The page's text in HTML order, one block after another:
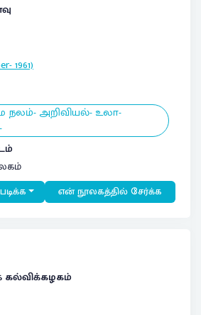
1961)
நலம்- அறிவியல்- உலா-
படிக்க என் நூலகத்தில் சேர்க்க